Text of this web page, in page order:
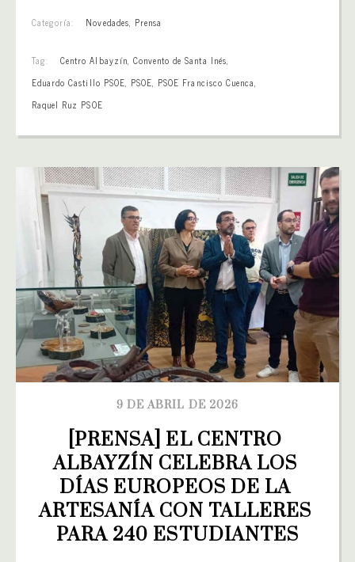
Categoría: Novedades, Prensa
Tag: Centro Albayzín, Convento de Santa Inés,
Eduardo Castillo PSOE, PSOE, PSOE Francisco Cuenca,
Raquel Ruz PSOE
9 DE ABRIL DE 2026
[PRENSA] EL CENTRO
ALBAYZÍN CELEBRA LOS
DÍAS EUROPEOS DE LA
ARTESANÍA CON TALLERES
PARA 240 ESTUDIANTES